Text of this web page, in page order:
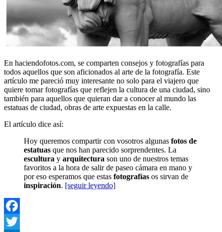
En haciendofotos.com, se comparten consejos y fotografías para
todos aquellos que son aficionados al arte de la fotografía. Este
artículo me pareció muy interesante no solo para el viajero que
quiere tomar fotografías que reflejen la cultura de una ciudad, sino
también para aquellos que quieran dar a conocer al mundo las
estatuas de ciudad, obras de arte expuestas en la calle.
El artículo dice así:
Hoy queremos compartir con vosotros algunas fotos de
estatuas que nos han parecido sorprendentes. La
escultura y arquitectura son uno de nuestros temas
favoritos a la hora de salir de paseo cámara en mano y
por eso esperamos que estas fotografías os sirvan de
inspiración. [seguir leyendo]
Facebook